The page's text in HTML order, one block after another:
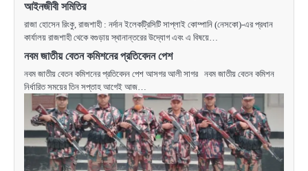
আইনজীবী সমিতির
রাজা হোসেন রিংকু, রাজশাহী : নর্দান ইলেকট্রিসিটি সাপ্লাই কোম্পানি (নেসকো)-এর প্রধান
কার্যালয় রাজশাহী থেকে বগুড়ায় স্থানান্তরের উদ্যোগ এবং এ বিষয়ে…
নবম জাতীয় বেতন কমিশনের প্রতিবেদন পেশ
নবম জাতীয় বেতন কমিশনের প্রতিবেদন পেশ আসগর আলী সাগর নবম জাতীয় বেতন কমিশন
নির্ধারিত সময়ের তিন সপ্তাহ আগেই আজ…